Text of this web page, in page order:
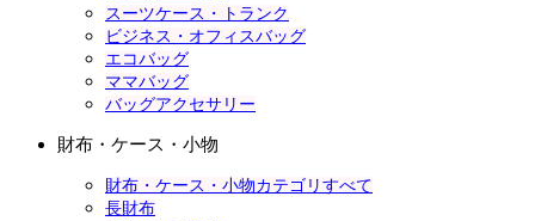
スーツケース・トランク
ビジネス・オフィスバッグ
エコバッグ
ママバッグ
バッグアクセサリー
財布・ケース・小物
財布・ケース・小物カテゴリすべて
長財布